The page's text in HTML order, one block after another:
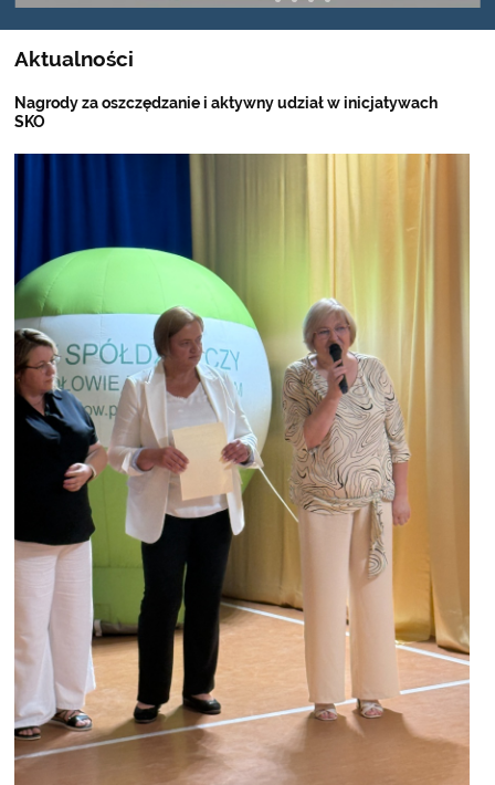
Aktualności
Nagrody za oszczędzanie i aktywny udział w inicjatywach
SKO